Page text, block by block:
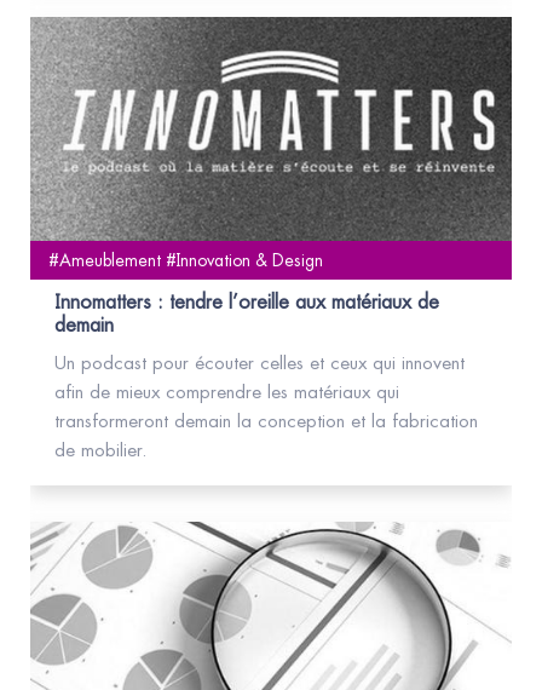
#Ameublement #Innovation & Design
Innomatters : tendre l’oreille aux matériaux de
demain
Un podcast pour écouter celles et ceux qui innovent
afin de mieux comprendre les matériaux qui
transformeront demain la conception et la fabrication
de mobilier.